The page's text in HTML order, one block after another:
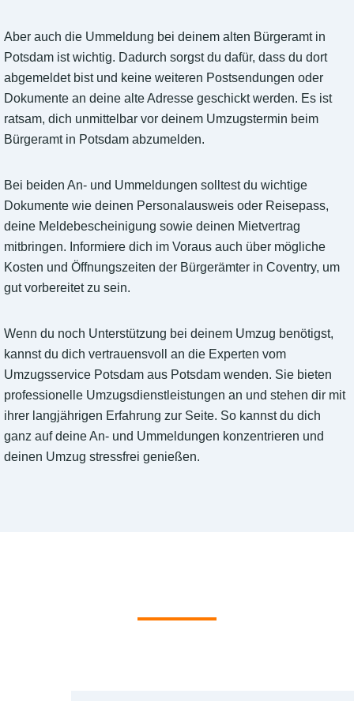
Aber auch die Ummeldung bei deinem alten Bürgeramt in
Potsdam ist wichtig. Dadurch sorgst du dafür, dass du dort
abgemeldet bist und keine weiteren Postsendungen oder
Dokumente an deine alte Adresse geschickt werden. Es ist
ratsam, dich unmittelbar vor deinem Umzugstermin beim
Bürgeramt in Potsdam abzumelden.
Bei beiden An- und Ummeldungen solltest du wichtige
Dokumente wie deinen Personalausweis oder Reisepass,
deine Meldebescheinigung sowie deinen Mietvertrag
mitbringen. Informiere dich im Voraus auch über mögliche
Kosten und Öffnungszeiten der Bürgerämter in Coventry, um
gut vorbereitet zu sein.
Wenn du noch Unterstützung bei deinem Umzug benötigst,
kannst du dich vertrauensvoll an die Experten vom
Umzugsservice Potsdam aus Potsdam wenden. Sie bieten
professionelle Umzugsdienstleistungen an und stehen dir mit
ihrer langjährigen Erfahrung zur Seite. So kannst du dich
ganz auf deine An- und Ummeldungen konzentrieren und
deinen Umzug stressfrei genießen.